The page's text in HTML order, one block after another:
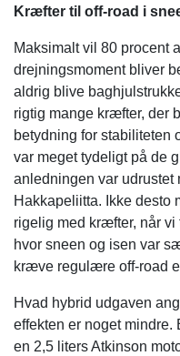
Kræfter til off-road i
Maksimalt vil 80 procent
drejningsmoment bliver
aldrig blive
rigtig mange kræfter, der
betydning for stabiliteten
var meget tydeligt på de
anledningen var
Hakkapeliitta. Ikke desto
rigelig med kræfter, når
hvor sneen og isen var
kræve regulære off-road
Hvad hybrid udgaven
effekten er noget mindre.
en 2,5 liters Atkinson